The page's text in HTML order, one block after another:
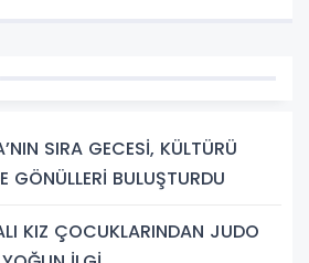
SIRA GECESİ, KÜLTÜRÜ
GÖNÜLLERİ BULUŞTURDU
KIZ ÇOCUKLARINDAN JUDO